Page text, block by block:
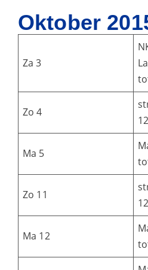
Oktober
Za 3
Zo 4
Ma 5
Zo 11
Ma 12